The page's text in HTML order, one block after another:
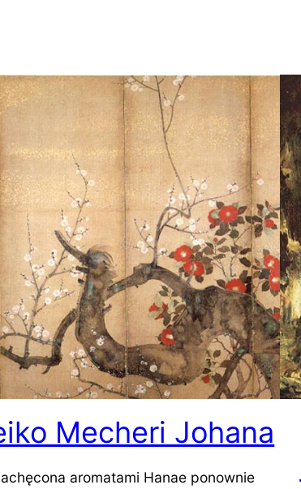
Mecheri Johana
aromatami Hanae ponownie